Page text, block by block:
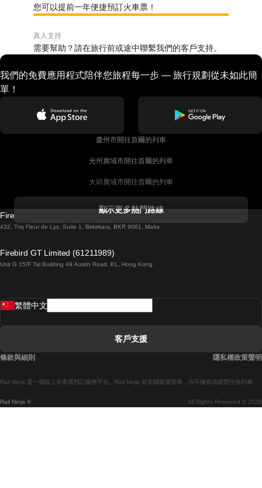
您可以提前一年便捷預訂火車票！
真人支持
需要幫助？請在旅行前或途中聯繫我們的客戶支持。
我們的免費應用程式陪伴您旅程每一步 — 旅行規劃從未如此簡
單！
慶州市開往首爾的列車
光州廣域市開往首爾的列車
大邱廣域市開往首爾的列車
都柏林開往戈尔韦的列車
羅馬開往拿坡里的列車
顯示更多熱門路線
Firebird GT Limited (OC 1451)
432, Triq Fleur de Lys, Suite 1, Birkirkara, BKR 9061, Malta
Firebird GT Limited (61211989)
Unit G 15/F Tal Building 49 Austin Road, KL, Hong Kong
Rail Ninja ® All Rights Reserved © 2026
Rail Ninja 是一個線上火車票預訂服務平台。Rail Ninja 並非鐵路運營商，亦不擁有或經營任何列車。
繁體中文
客戶支援
條款與細則 隱私權政策聲明